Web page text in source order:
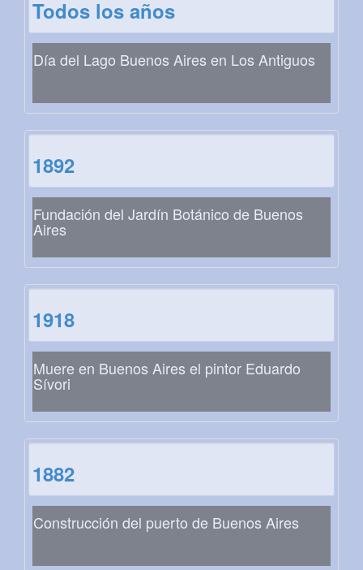
Todos los años
Día del Lago Buenos Aires en Los Antiguos
1892
Fundación del Jardín Botánico de Buenos
Aires
1918
Muere en Buenos Aires el pintor Eduardo
Sívori
1882
Construcción del puerto de Buenos Aires